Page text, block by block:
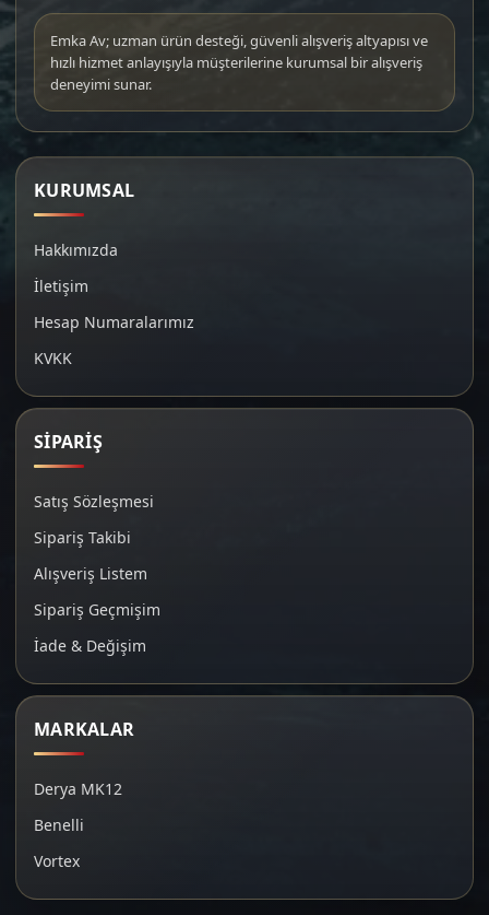
Emka Av; uzman ürün desteği, güvenli alışveriş altyapısı ve
hızlı hizmet anlayışıyla müşterilerine kurumsal bir alışveriş
deneyimi sunar.
KURUMSAL
Hakkımızda
İletişim
Hesap Numaralarımız
KVKK
SİPARİŞ
Satış Sözleşmesi
Sipariş Takibi
Alışveriş Listem
Sipariş Geçmişim
İade & Değişim
MARKALAR
Derya MK12
Benelli
Vortex